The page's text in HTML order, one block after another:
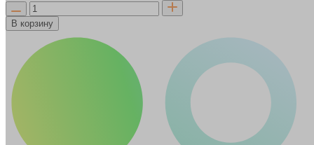
В корзину